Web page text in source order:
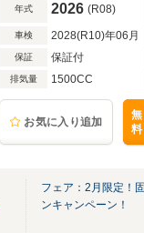
年式 2026 (R08)
車検 2028(R10)年06月
保証 保証付
排気量 1500CC
お気に入り追加
無
料
フェア：2月限定！
ンキャンペーン！